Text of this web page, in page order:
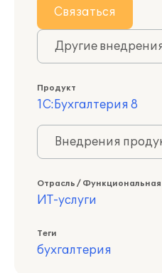
Связаться
Другие
Продукт
1С:Бухгалтерия 8
Внедрения
Отрасль / Функциональная
ИТ-услуги
Теги
бухгалтерия